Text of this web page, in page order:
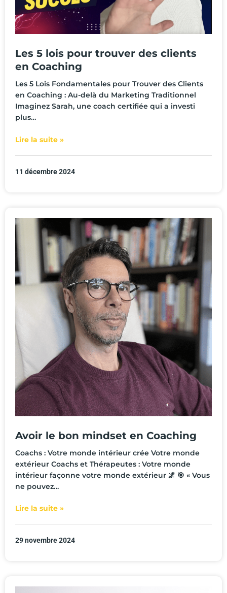
Les 5 lois pour trouver des clients
en Coaching
Les 5 Lois Fondamentales pour Trouver des Clients
en Coaching : Au-delà du Marketing Traditionnel
Imaginez Sarah, une coach certifiée qui a investi
plus…
Lire la suite »
11 décembre 2024
Avoir le bon mindset en Coaching
Coachs : Votre monde intérieur crée Votre monde
extérieur Coachs et Thérapeutes : Votre monde
intérieur façonne votre monde extérieur 🌌 🎯 « Vous
ne pouvez…
Lire la suite »
29 novembre 2024